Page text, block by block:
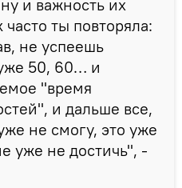
и важность их
ты повторяла:
не успеешь
50, 60… и
"время
и дальше все,
не смогу, это уже
уже не достичь", -